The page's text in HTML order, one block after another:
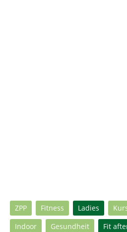
ZPP Fitness Ladies
Indoor Gesundheit Fit